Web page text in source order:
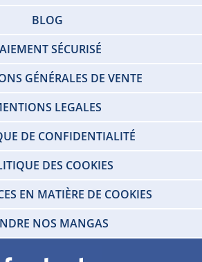
BLOG
SÉCURISÉ
GÉNÉRALES DE VENTE
LEGALES
DE CONFIDENTIALITÉ
DES COOKIES
EN MATIÈRE DE COOKIES
NOS MANGAS